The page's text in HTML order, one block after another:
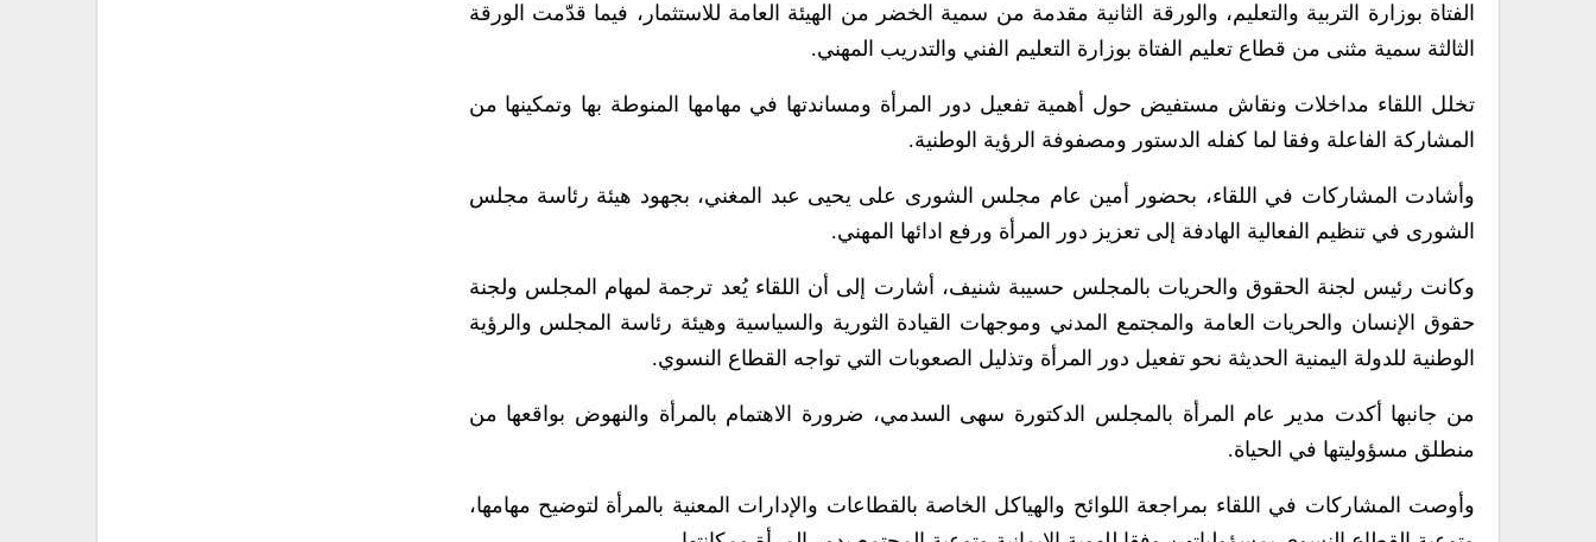
الفتاة بوزارة التربية والتعليم، والورقة الثانية مقدمة من سمية الخضر من الهيئة العامة للاستثمار، فيما قدّمت الورقة
الثالثة سمية مثنى من قطاع تعليم الفتاة بوزارة التعليم الفني والتدريب المهني.
تخلل اللقاء مداخلات ونقاش مستفيض حول أهمية تفعيل دور المرأة ومساندتها في مهامها المنوطة بها وتمكينها من
المشاركة الفاعلة وفقا لما كفله الدستور ومصفوفة الرؤية الوطنية.
وأشادت المشاركات في اللقاء، بحضور أمين عام مجلس الشورى على يحيى عبد المغني، بجهود هيئة رئاسة مجلس
الشورى في تنظيم الفعالية الهادفة إلى تعزيز دور المرأة ورفع ادائها المهني.
وكانت رئيس لجنة الحقوق والحريات بالمجلس حسيبة شنيف، أشارت إلى أن اللقاء يُعد ترجمة لمهام المجلس ولجنة
حقوق الإنسان والحريات العامة والمجتمع المدني وموجهات القيادة الثورية والسياسية وهيئة رئاسة المجلس والرؤية
الوطنية للدولة اليمنية الحديثة نحو تفعيل دور المرأة وتذليل الصعوبات التي تواجه القطاع النسوي.
من جانبها أكدت مدير عام المرأة بالمجلس الدكتورة سهى السدمي، ضرورة الاهتمام بالمرأة والنهوض بواقعها من
منطلق مسؤوليتها في الحياة.
وأوصت المشاركات في اللقاء بمراجعة اللوائح والهياكل الخاصة بالقطاعات والإدارات المعنية بالمرأة لتوضيح مهامها،